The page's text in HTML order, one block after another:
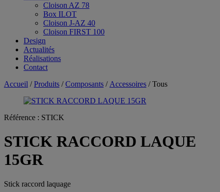
Cloison AZ 78
Box ILOT
Cloison J-AZ 40
Cloison FIRST 100
Design
Actualités
Réalisations
Contact
Accueil /Produits /Composants / Accessoires / Tous
Référence : STICK
STICK RACCORD LAQUE
15GR
Stick raccord laquage